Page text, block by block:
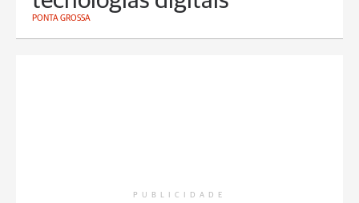
PONTA GROSSA
PUBLICIDADE